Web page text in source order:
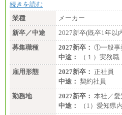
続きを読む
業種
メーカー
新卒／中途
2027新卒(既卒1年以
募集職種
2027新卒： ①一般事
中途：
（１）実務
雇用形態
2027新卒： 正社員
中途： 契約社員
勤務地
2027新卒： 本社／
中途：
（1）愛知県